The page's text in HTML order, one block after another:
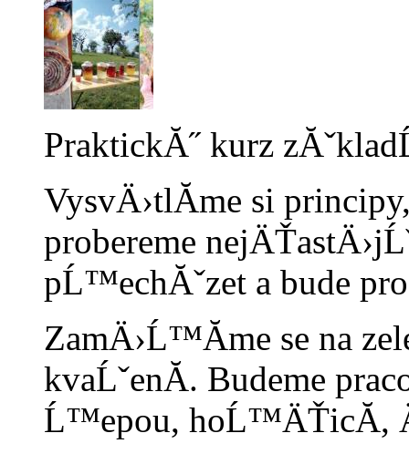
PraktickĂ˝ kurz
VysvÄ›tlĂ­me si
probereme
pĹ™echĂˇzet a bude
ZamÄ›Ĺ™Ă­me se na
kvaĹˇenĂ­. Budeme
Ĺ™epou, hoĹ™ÄŤicĂ­,